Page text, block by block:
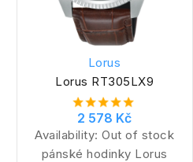
Lorus
Lorus RT305LX9
2 578 Kč
Availability: Out of stock
pánské hodinky Lorus